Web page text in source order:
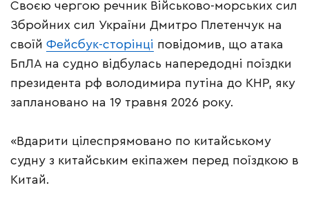
Своєю чергою речник Військово-морських сил
Збройних сил України Дмитро Плетенчук на
своїй Фейсбук-сторінці повідомив, що атака
БпЛА на судно відбулась напередодні поїздки
президента рф володимира путіна до КНР, яку
заплановано на 19 травня 2026 року.
«Вдарити цілеспрямовано по китайському
судну з китайським екіпажем перед поїздкою в
Китай.